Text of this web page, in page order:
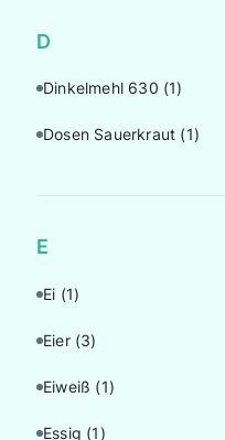
D
Dinkelmehl 630 (1)
Dosen Sauerkraut (1)
E
Ei (1)
Eier (3)
Eiweiß (1)
Essig (1)